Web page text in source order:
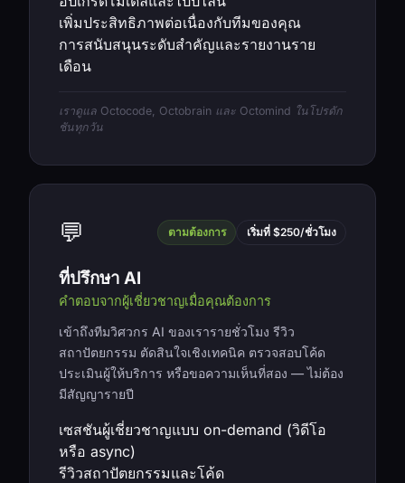
เพิ่มประสิทธิภาพต่อเนื่องกับทีมของคุณ
การสนับสนุนระดับสำคัญและรายงานราย
เดือน
เราดูแล Octocode, Octobrain และ Octomind ในโปรดัก
ชันทุกวัน
💬 ตามต้องการ เริ่มที่ $250/ชั่วโมง
ที่ปรึกษา AI
คำตอบจากผู้เชี่ยวชาญเมื่อคุณต้องการ
เข้าถึงทีมวิศวกร AI ของเรารายชั่วโมง รีวิว
สถาปัตยกรรม ตัดสินใจเชิงเทคนิค ตรวจสอบโค้ด
ประเมินผู้ให้บริการ หรือขอความเห็นที่สอง — ไม่ต้อง
มีสัญญารายปี
เซสชันผู้เชี่ยวชาญแบบ on-demand (วิดีโอ
หรือ async)
รีวิวสถาปัตยกรรมและโค้ด